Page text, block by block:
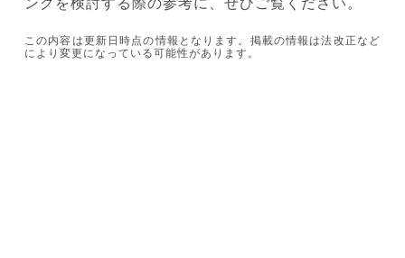
ングを検討する際の参考に、ぜひご覧ください。
この内容は更新日時点の情報となります。掲載の情報は法改正など
により変更になっている可能性があります。